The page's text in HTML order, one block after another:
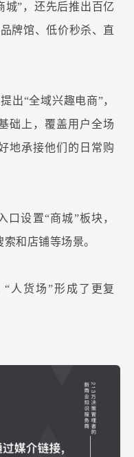
城”，还先后推出百亿
牌馆、低价秒杀、直
出“全域兴趣电商”，
础上，覆盖用户全场
地承接他们的日常购
口设置“商城”板块，
和店铺等场景。
人货场”形成了更复